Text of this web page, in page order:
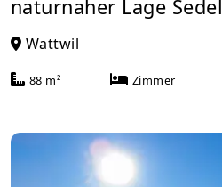
naturnaher Lage Sedel
Wattwil
88 m² Zimmer